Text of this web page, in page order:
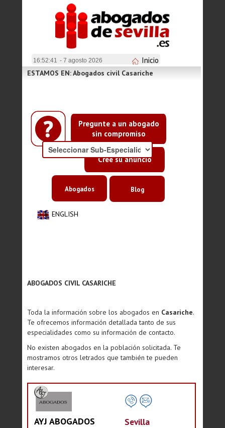
16:52:41 - 7 agosto 2026 Inicio
Pregunte a un abogado
sin compromiso
Cree su anuncio
ESTAMOS EN: Abogados civil Casariche
ENGLISH
Abogados Blog
ABOGADOS CIVIL CASARICHE
Toda la información sobre los abogados en Casariche.
Te ofrecemos información detallada tanto de sus
especialidades como su información de contacto.
No existen abogados en la población solicitada. Te
mostramos otros letrados que también te pueden
interesar.
AYJ ABOGADOS Sevilla